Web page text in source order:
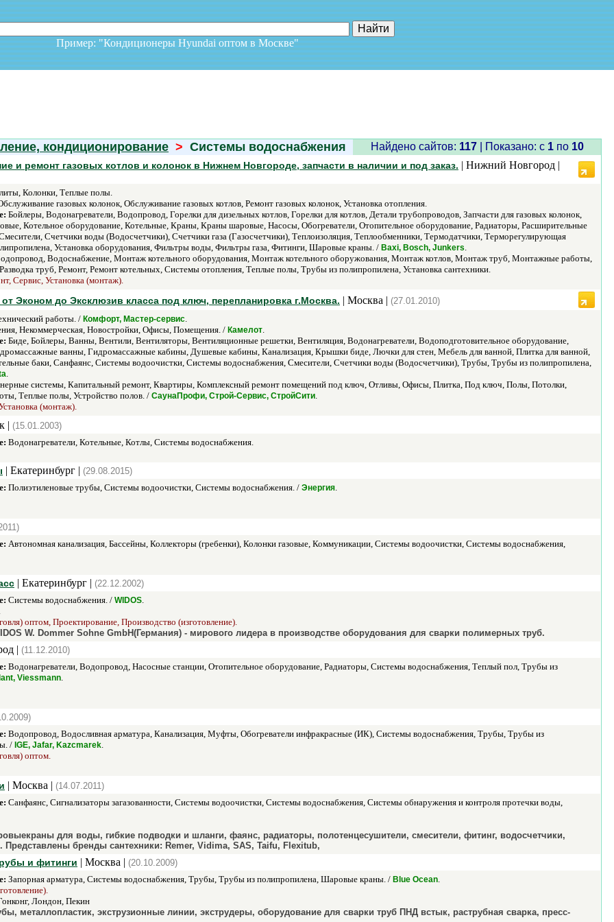
Пример: "Кондиционеры Hyundai оптом в Москве"
кондиционирование > Системы водоснабжения Найдено сайтов: 117| Показано: c 1по 10
и ремонт газовых котлов и колонок в Нижнем Новгороде, запчасти в наличии и под заказ. | Нижний Новгород |
Колонки, Теплые полы.
газовых колонок, Обслуживание газовых котлов, Ремонт газовых колонок, Установка отопления.
Бойлеры, Водонагреватели, Водопровод, Горелки для дизельных котлов, Горелки для котлов, Детали трубопроводов, Запчасти для газовых колонок,
Котельное оборудование, Котельные, Краны, Краны шаровые, Насосы, Обогреватели, Отопительное оборудование, Радиаторы, Расширительные
Счетчики воды (Водосчетчики), Счетчики газа (Газосчетчики), Теплоизоляция, Теплообменники, Термодатчики, Терморегулирующая
Установка оборудования, Фильтры воды, Фильтры газа, Фитинги, Шаровые краны. / Baxi, Bosch, Junkers.
Водоснабжение, Монтаж котельного оборудования, Монтаж котельного оборужования, Монтаж котлов, Монтаж труб, Монтажные работы,
труб, Ремонт, Ремонт котельных, Системы отопления, Теплые полы, Трубы из полипропилена, Установка сантехники.
Сервис, Установка (монтаж).
Эконом до Эксклюзив класса под ключ, перепланировка г.Москва. | Москва | (27.01.2010)
работы. / Комфорт, Мастер-сервис.
Некоммерческая, Новостройки, Офисы, Помещения. / Камелот.
Биде, Бойлеры, Ванны, Вентили, Вентиляторы, Вентиляционные решетки, Вентиляция, Водонагреватели, Водоподготовительное оборудование,
ванны, Гидромассажные кабины, Душевые кабины, Канализация, Крышки биде, Лючки для стен, Мебель для ванной, Плитка для ванной,
баки, Санфаянс, Системы водоочистки, Системы водоснабжения, Смесители, Счетчики воды (Водосчетчики), Трубы, Трубы из полипропилена,
.
системы, Капитальный ремонт, Квартиры, Комплексный ремонт помещений под ключ, Отливы, Офисы, Плитка, Под ключ, Полы, Потолки,
Теплые полы, Устройство полов. / СаунаПрофи, Строй-Сервис, СтройСити.
(монтаж).
| (15.01.2003)
Водонагреватели, Котельные, Котлы, Системы водоснабжения.
| Екатеринбург | (29.08.2015)
Полиэтиленовые трубы, Системы водоочистки, Системы водоснабжения. / Энергия.
Автономная канализация, Бассейны, Коллекторы (гребенки), Колонки газовые, Коммуникации, Системы водоочистки, Системы водоснабжения,
| Екатеринбург | (22.12.2002)
Системы водоснабжения. / WIDOS.
оптом, Проектирование, Производство (изготовление).
W. Dommer Sohne GmbH(Германия) - мирового лидера в производстве оборудования для сварки полимерных труб.
| (11.12.2010)
Водонагреватели, Водопровод, Насосные станции, Отопительное оборудование, Радиаторы, Системы водоснабжения, Теплый пол, Трубы из
Viessmann.
Водопровод, Водосливная арматура, Канализация, Муфты, Обогреватели инфракрасные (ИК), Системы водоснабжения, Трубы, Трубы из
/ IGE, Jafar, Kazcmarek.
оптом.
| Москва | (14.07.2011)
Санфаянс, Сигнализаторы загазованности, Системы водоочистки, Системы водоснабжения, Системы обнаружения и контроля протечки воды,
для воды, гибкие подводки и шланги, фаянс, радиаторы, полотенцесушители, смесители, фитинг, водосчетчики,
бренды сантехники: Remer, Vidima, SAS, Taifu, Flexitub,
и фитинги | Москва | (20.10.2009)
Запорная арматура, Системы водоснабжения, Трубы, Трубы из полипропилена, Шаровые краны. / Blue Ocean.
Лондон, Пекин
металлопластик, экструзионные линии, экструдеры, оборудование для сварки труб ПНД встык, раструбная сварка, пресс-